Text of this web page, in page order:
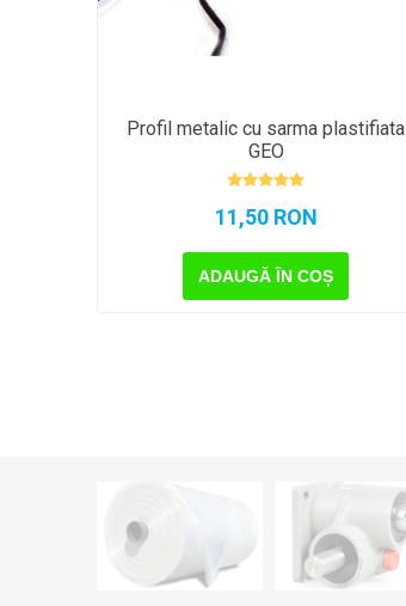
Profil metalic cu sarma plastifiata
GEO
11,50 RON
ADAUGĂ ÎN COȘ